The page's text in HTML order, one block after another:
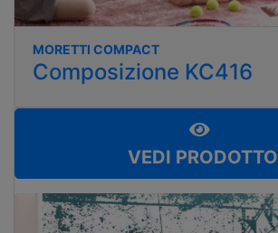
MORETTI COMPACT
Composizione KC416
VEDI PRODOTTO